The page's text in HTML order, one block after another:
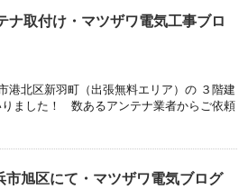
ナ取付け・マツザワ電気工事ブロ
北区新羽町（出張無料エリア）の ３階建
ました！ 数あるアンテナ業者からご依頼
旭区にて・マツザワ電気ブログ